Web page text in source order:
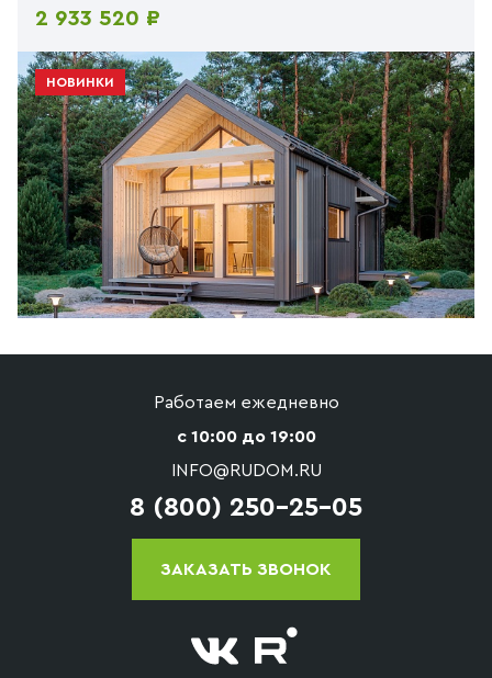
2 933 520 ₽
НОВИНКИ
Работаем ежедневно
с 10:00 до 19:00
INFO@RUDOM.RU
8 (800) 250-25-05
ЗАКАЗАТЬ ЗВОНОК